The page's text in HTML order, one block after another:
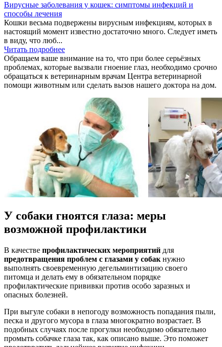
Вирусные заболевания у кошек: симптомы инфекций и
способы лечения
Кошки весьма подвержены вирусным инфекциям, которых в
настоящий момент известно достаточно много. Следует иметь
в виду, что люб...
Читать подробнее
Обращаем ваше внимание на то, что при более серьёзных
проблемах, которые вызвали гноение глаз, необходимо срочно
обращаться к ветеринарным врачам Центра ветеринарной
помощи животным или сделать вызов нашего доктора на дом.
У собаки гноятся глаза: меры
возможной профилактики
В качестве профилактических мероприятий для
предотвращения проблем с глазами у собак нужно
выполнять своевременную дегельминтизацию своего
питомца и делать ему в обязательном порядке
профилактические прививки против особо заразных и
опасных болезней.
При выгуле собаки в непогоду возможность попадания пыли,
песка и другого мусора в глаза многократно возрастает. В
подобных случаях после прогулки необходимо обязательно
промыть собачке глаза так, как описано выше. Это поможет